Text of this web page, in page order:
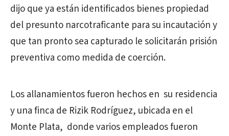
dijo que ya están identificados bienes propiedad
del presunto narcotraficante para su incautación y
que tan pronto sea capturado le solicitarán prisión
preventiva como medida de coerción.
Los allanamientos fueron hechos en su residencia
y una finca de Rizik Rodríguez, ubicada en el
Monte Plata, donde varios empleados fueron